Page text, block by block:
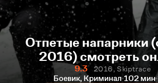
Отпетые напарники
2016) смотреть
9.3
2016, Skiptrace
Боевик, Криминал 102 мин